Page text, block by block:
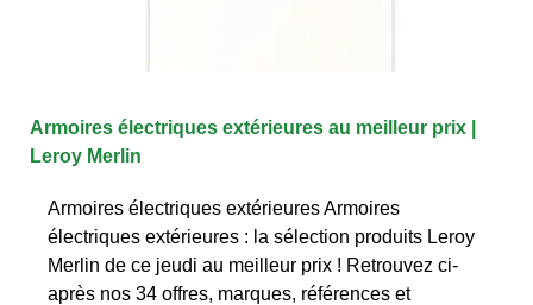
Armoires électriques extérieures au meilleur prix |
Leroy Merlin
Armoires électriques extérieures Armoires
électriques extérieures : la sélection produits Leroy
Merlin de ce jeudi au meilleur prix ! Retrouvez ci-
après nos 34 offres, marques, références et